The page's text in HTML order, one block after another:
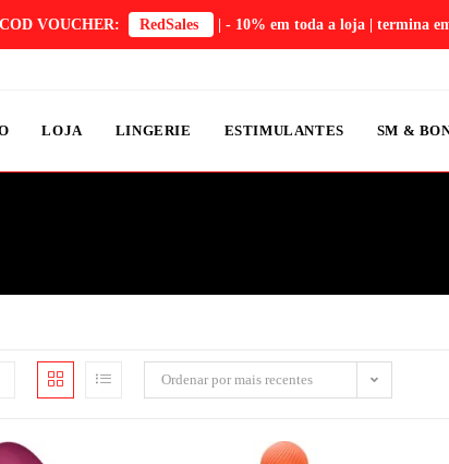
COD VOUCHER: RedSales | - 10% em toda a loja | termina
LOJA LINGERIE ESTIMULANTES SM &
Ordenar por mais recentes